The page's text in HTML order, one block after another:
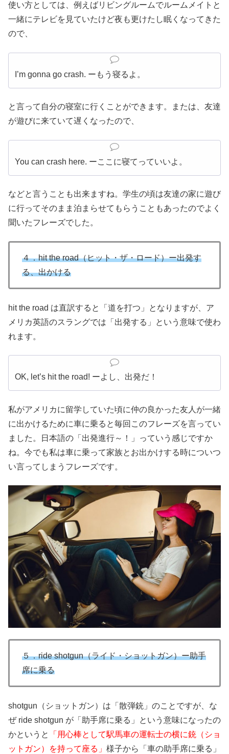
使い方としては、例えばリビングルームでルームメイトと
一緒にテレビを見ていたけど夜も更けたし眠くなってきた
ので、
I’m gonna go crash. ーもう寝るよ。
と言って自分の寝室に行くことができます。または、友達
が遊びに来ていて遅くなったので、
You can crash here. ーここに寝てっていいよ。
などと言うことも出来ますね。学生の頃は友達の家に遊び
に行ってそのまま泊まらせてもらうこともあったのでよく
聞いたフレーズでした。
４．hit the road（ヒット・ザ・ロード）ー出発す
る、出かける
hit the road は直訳すると「道を打つ」となりますが、ア
メリカ英語のスラングでは「出発する」という意味で使わ
れます。
OK, let’s hit the road! ーよし、出発だ！
私がアメリカに留学していた頃に仲の良かった友人が一緒
に出かけるために車に乗ると毎回このフレーズを言ってい
ました。日本語の「出発進行～！」っていう感じですか
ね。今でも私は車に乗って家族とお出かけする時についつ
い言ってしまうフレーズです。
５．ride shotgun（ライド・ショットガン）ー助手
席に乗る
shotgun（ショットガン）は「散弾銃」のことですが、な
ぜ ride shotgun が「助手席に乗る」という意味になったの
かというと
「用心棒として駅馬車の運転士の横に銃（ショ
ットガン）を持って座る」 様子から「車の助手席に乗る」